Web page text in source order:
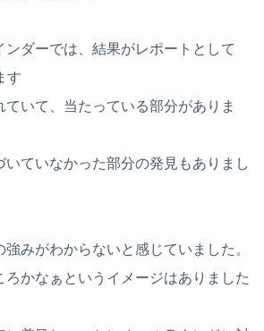
ンダーでは、結果がレポートとして
す
いて、当たっている部分がありま
いていなかった部分の発見もありまし
みがわからないと感じていました。
ろかなぁというイメージはありました